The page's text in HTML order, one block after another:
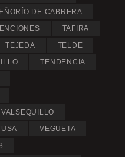
DE CABRERA
TAFIRA
TEJEDA TELDE
TENDENCIA
VALSEQUILLO
VEGUETA